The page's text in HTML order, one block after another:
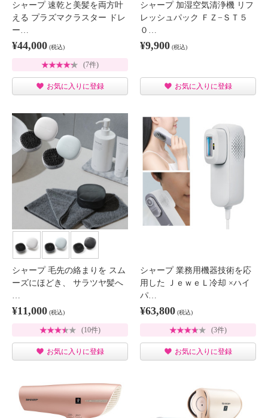
シャープ 速乾と美髪を両方叶
える プラズマクラスター ドレ
ー…
¥44,000 (税込)
(7件)
お気に入りに登録
シャープ 加湿空気清浄機 リフ
レッシュパック ＦＺ−ＳＴ５
０…
¥9,900 (税込)
お気に入りに登録
シャープ 毛先の絡まりを スム
ーズにほどき、 サラツヤ髪へ
…
¥11,000 (税込)
(10件)
お気に入りに登録
シャープ 業務用機器技術を応
用した ＪｅｗｅＬ冷却 ×ハイ
パ…
¥63,800 (税込)
(3件)
お気に入りに登録